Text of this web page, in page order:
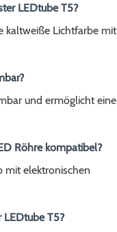
LEDtube T5?
kaltweiße Lichtfarbe mit
und ermöglicht eine
Röhre kompatibel?
mit elektronischen
LEDtube T5?